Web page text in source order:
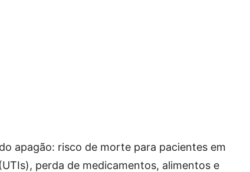
apagão: risco de morte para pacientes em
perda de medicamentos, alimentos e